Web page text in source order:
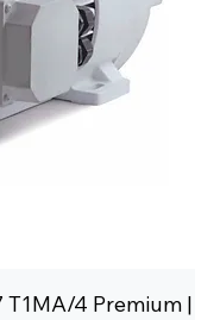
4 Premium |